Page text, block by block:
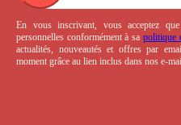
En vous inscrivant, vous acceptez
personnelles conformément à sa politique
actualités, nouveautés et offres par
moment grâce au lien inclus dans nos e-